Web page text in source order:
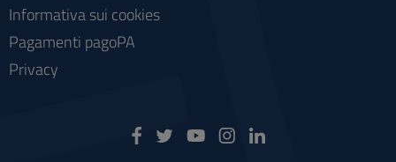
Informativa sui cookies
Pagamenti pagoPA
Privacy